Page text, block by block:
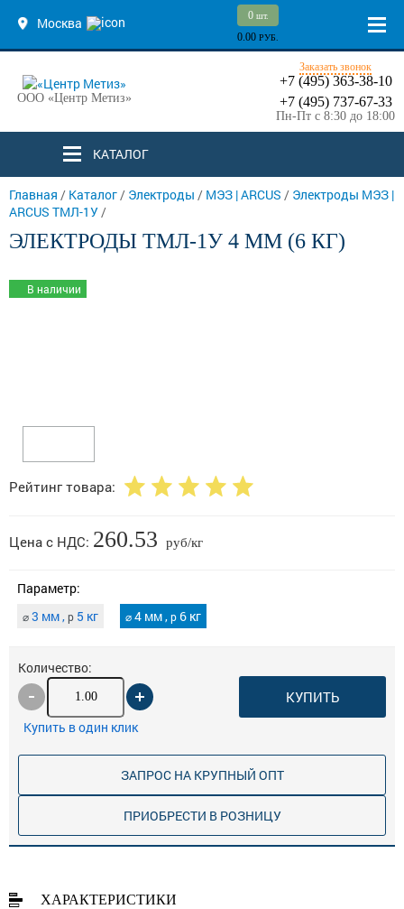
Москва 0 шт.
0.00 РУБ.
ООО «Центр Метиз»
Заказать звонок
+7 (495) 363-38-10
+7 (495) 737-67-33
Пн-Пт с 8:30 до 18:00
КАТАЛОГ
Главная / Каталог/ Электроды / МЭЗ | ARCUS / Электроды МЭЗ |
ARCUS ТМЛ-1У/
ЭЛЕКТРОДЫ ТМЛ-1У 4 ММ (6 КГ)
В наличии
Рейтинг товара:
Цена с НДС: 260.53 руб/кг
Параметр:
⌀3 мм ,p 5 кг ⌀4 мм ,p6 кг
Количество:
КУПИТЬ
Купить в один клик
ЗАПРОС НА КРУПНЫЙ ОПТ
ПРИОБРЕСТИ В РОЗНИЦУ
ХАРАКТЕРИСТИКИ